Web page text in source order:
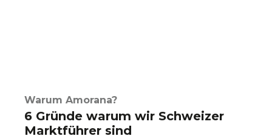
Warum Amorana?
6 Gründe warum wir Schweizer
Marktführer sind